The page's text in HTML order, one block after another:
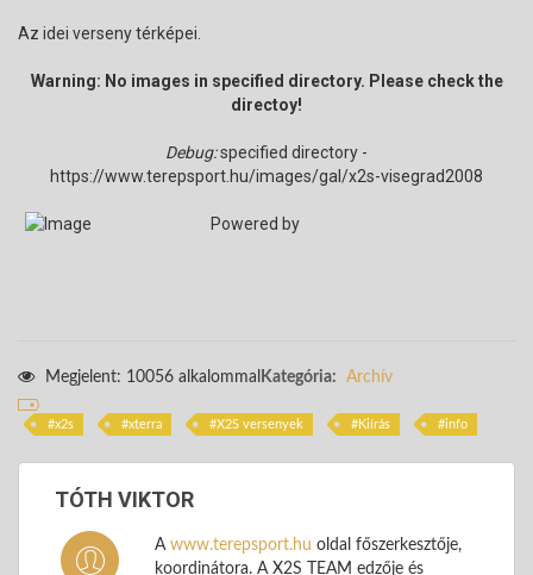
Az idei verseny térképei.
Warning: No images in specified directory. Please check the
directoy!
Debug:specified directory -
https://www.terepsport.hu/images/gal/x2s-visegrad2008
Powered by
Megjelent: 10056 alkalommal Kategória: Archív
x2s xterra X2S versenyek Kiírás info
TÓTH VIKTOR
A www.terepsport.hu oldal főszerkesztője,
koordinátora. A X2S TEAM edzője és